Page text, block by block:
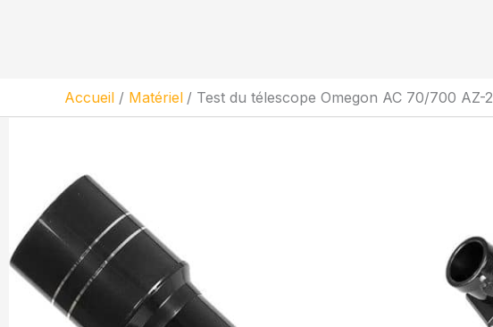
Accueil Matériel Test du télescope Omegon AC 70/700 AZ-2